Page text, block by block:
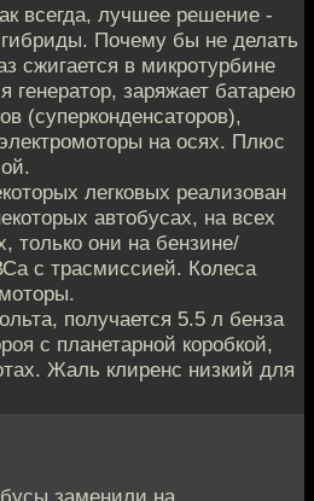
всегда, лучшее решение -
Почему бы не делать
сжигается в микротурбине
генератор, заряжает батарею
(суперконденсаторов),
на осях. Плюс
легковых реализован
автобусах, на всех
только они на бензине/
с трасмиссией. Колеса
получается 5.5 л бенза
с планетарной коробкой,
Жаль клиренс низкий для
заменили на